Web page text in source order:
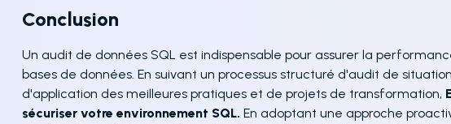
Conclusion
Un audit de données SQL est indispensable pour assurer la
bases de données. En suivant un processus structuré d'audit de
d'application des meilleures pratiques et de projets de transformation,
sécuriser votre environnement SQL. En adoptant une approche